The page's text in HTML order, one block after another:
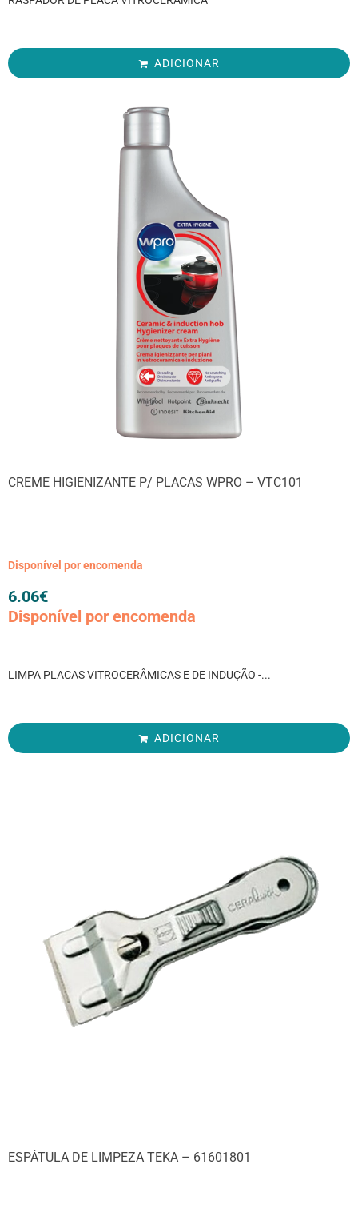
ADICIONAR
CREME HIGIENIZANTE P/ PLACAS WPRO – VTC101
Disponível por encomenda
6.06€
Disponível por encomenda
LIMPA PLACAS VITROCERÂMICAS E DE INDUÇÃO -...
ADICIONAR
ESPÁTULA DE LIMPEZA TEKA – 61601801